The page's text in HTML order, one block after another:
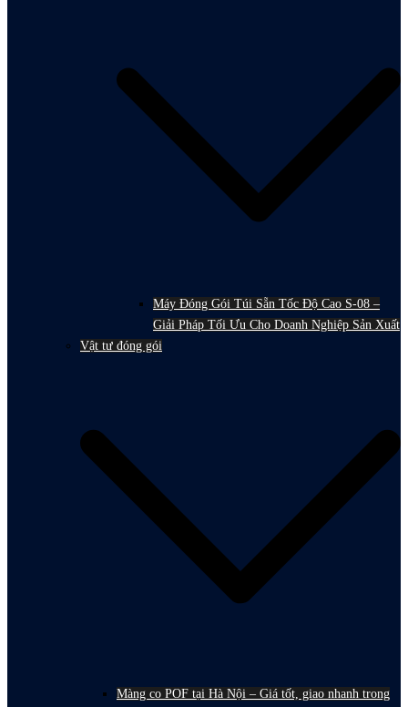
Máy Đóng Gói Túi Sẵn Tốc Độ Cao S-08 –
Giải Pháp Tối Ưu Cho Doanh Nghiệp Sản Xuất
Vật tư đóng gói
Màng co POF tại Hà Nội – Giá tốt, giao nhanh trong